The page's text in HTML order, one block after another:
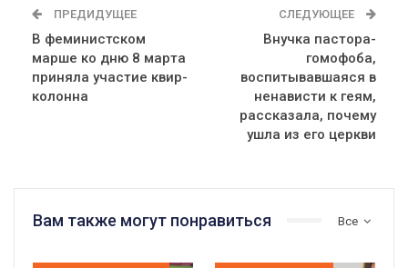
ПРЕДИДУЩЕЕ
В феминистском
марше ко дню 8 марта
приняла участие квир-
колонна
СЛЕДУЮЩЕЕ
Внучка пастора-
гомофоба,
воспитывавшаяся в
ненависти к геям,
рассказала, почему
ушла из его церкви
Все
Вам также могут понравиться